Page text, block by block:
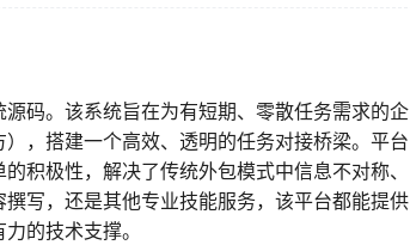
码。该系统旨在为有短期、零散任务需求的企
，搭建一个高效、透明的任务对接桥梁。平台
积极性，解决了传统外包模式中信息不对称、
写，还是其他专业技能服务，该平台都能提供
的技术支撑。